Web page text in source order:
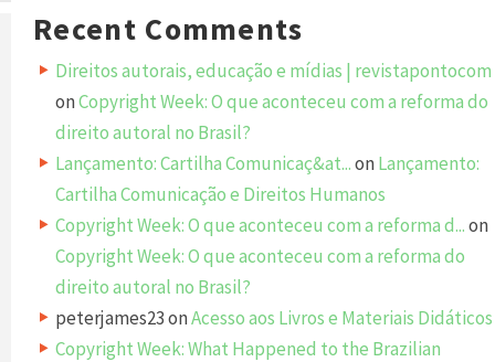
Recent Comments
Direitos autorais, educação e mídias | revistapontocom
onCopyright Week: O que aconteceu com a reforma do
direito autoral no Brasil?
Lançamento: Cartilha Comunicaç&at...on Lançamento:
Cartilha Comunicação e Direitos Humanos
Copyright Week: O que aconteceu com a reforma d...on
Copyright Week: O que aconteceu com a reforma do
direito autoral no Brasil?
peterjames23onAcesso aos Livros e Materiais Didáticos
Copyright Week: What Happened to the Brazilian